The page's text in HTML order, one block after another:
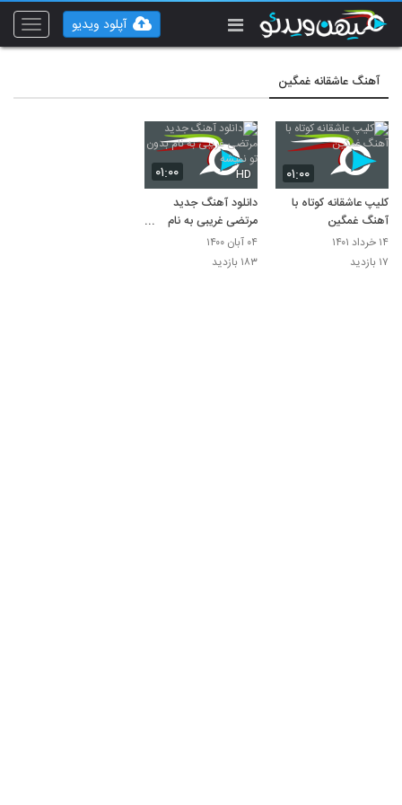
Toggle
آپلود ویدیو
آهنگ عاشقانه غمگین
۰۱:۰۰
کلیپ عاشقانه کوتاه با
آهنگ غمگین
۱۴ خرداد ۱۴۰۱
۱۷ بازدید
۰۱:۰۰ HD
دانلود آهنگ جدید
مرتضی غریبی به نام
بدون تو نمیشه
۰۴ آبان ۱۴۰۰
۱۸۳ بازدید